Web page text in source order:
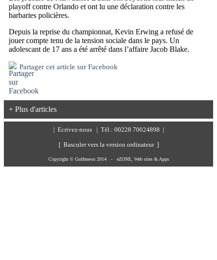
playoff contre Orlando et ont lu une déclaration contre les
barbaries policières.
Depuis la reprise du championnat, Kevin Erwing a refusé de
jouer compte tenu de la tension sociale dans le pays. Un
adolescant de 17 ans a été arrêté dans l’affaire Jacob Blake.
Partager cet article sur Facebook
+ Plus d'articles
Ecrivez-nous | Tél.: 00228 70024898 |
[ Basculer vers la version ordinateur ]
Copyright © Golfenews 2014 - eZONE, Web sites & Apps